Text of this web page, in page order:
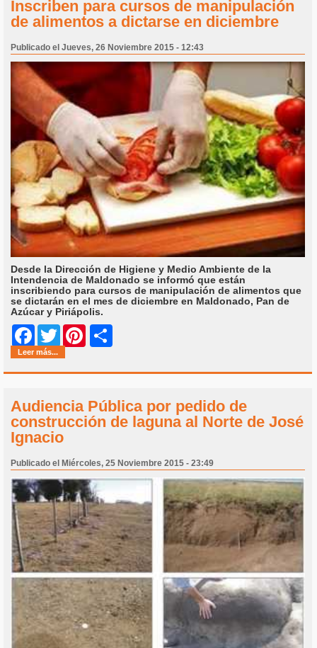
Inscriben para cursos de manipulación
de alimentos a dictarse en diciembre
Publicado el Jueves, 26 Noviembre 2015 - 12:43
Desde la Dirección de Higiene y Medio Ambiente de la
Intendencia de Maldonado se informó que están
inscribiendo para cursos de manipulación de alimentos que
se dictarán en el mes de diciembre en Maldonado, Pan de
Azúcar y Piriápolis.
Facebook
Twitter Pinterest
Leer más...
Audiencia Pública por pedido de
construcción de laguna al Norte de José
Ignacio
Publicado el Miércoles, 25 Noviembre 2015 - 23:49